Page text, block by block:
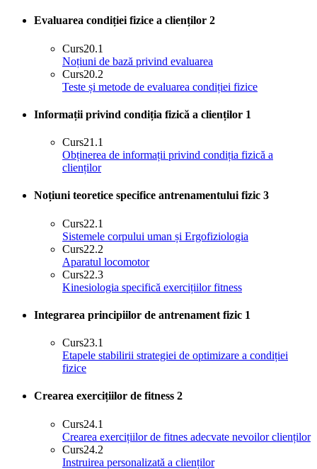
Evaluarea condiției fizice a clienților 2
Curs20.1
Noțiuni de bază privind evaluarea
Curs20.2
Teste și metode de evaluarea condiției fizice
Informații privind condiția fizică a clienților 1
Curs21.1
Obținerea de informații privind condiția fizică a
clienților
Noțiuni teoretice specifice antrenamentului fizic 3
Curs22.1
Sistemele corpului uman și Ergofiziologia
Curs22.2
Aparatul locomotor
Curs22.3
Kinesiologia specifică exercițiilor fitness
Integrarea principiilor de antrenament fizic 1
Curs23.1
Etapele stabilirii strategiei de optimizare a condiției
fizice
Crearea exercițiilor de fitness 2
Curs24.1
Crearea exercițiilor de fitnes adecvate nevoilor clienților
Curs24.2
Instruirea personalizată a clienților